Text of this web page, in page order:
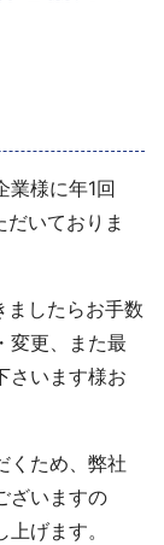
業様に年1回
だいておりま
ましたらお手数
変更、また最
さいます様お
くため、弊社
ざいますの
げます。